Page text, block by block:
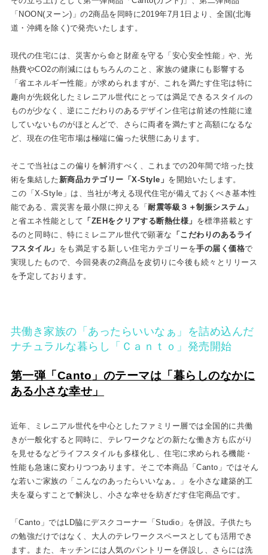
「NOON(ヌーン)」の2商品を同時に2019年7月1日より、全国(北海
道・沖縄を除く)で発売いたします。
現代の住宅には、災害から命と財産を守る「安心安全性能」や、光
熱費やCO2の削減にはもちろんのこと、家族の健康にも影響する
「省エネルギー性能」が求められますが、これを満たす住宅は特に
趣向が先鋭化したミレニアル世代にとっては満足できるスタイルの
ものが少なく、逆にこだわりのあるデザイン住宅は前述の性能に達
していないものがほとんどで、さらに両者を満たすと高額になるな
ど、現在の住宅市場は極端に偏った状態にあります。
そこで当社はこの偏りを解消すべく、これまでの20年間で培った技
術を集結した新商品カテゴリー「X-Style 」 を開始いたします。
この「X-Style」は、当社が考える現代住宅が備えておくべき基本性
能である、震災害を最小限に抑える「耐震等級３＋制振システム」
と省エネ性能として 「 ZEH をクリアする断熱仕様」 を標準搭載とす
るのと同時に、特にミレニアル世代で顕著な 「こだわりのあるライ
フスタイル」 をも満足する新しい住宅カテゴリーを手の届く価格で
実現したもので、今回発表の2商品を皮切りに今後も続々とリリース
を予定しております。
共働き家族の「あったらいいなぁ」を詰め込んだ
ナチュラルな暮らし「Ｃａｎｔｏ」発売開始
第一弾「 Canto 」のテーマは「暮らしのなかに
ある小さな幸せ」
近年、ミレニアル世代を中心としたファミリー層では全国的に共働
きが一般化すると同時に、テレワークなどの新たな働き方も広がり
を見せるなどライフスタイルも多様化し、住宅に求められる機能・
性能も急速に変わりつつあります。そこで本商品「Canto」ではそん
な若いご家族の「こんなのあったらいいなぁ。」を小さな建築的工
夫を凝らすことで解決し、小さな幸せを紡ぎだす住宅商品です。
「Canto」ではLD脇にデスクコーナー「Studio」を併設。子供たち
の勉強だけではなく、大人のテレワークスペースとしても活用でき
ます。また、キッチンには人気のパントリーを併設し、さらには洗